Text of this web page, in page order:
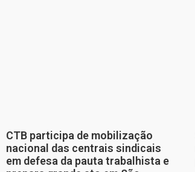
CTB participa de mobilização
nacional das centrais sindicais
em defesa da pauta trabalhista e